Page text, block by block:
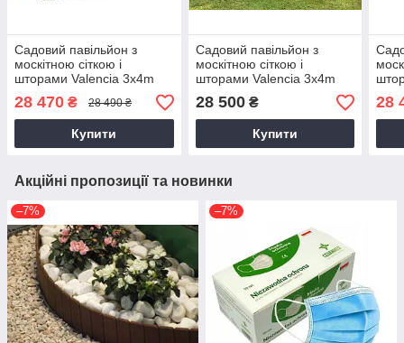
Садовий павільйон з
москітною сіткою і
шторами Valencia 3x4m
коричневий 79401
28 470 ₴ 28 490 ₴
Купити
Садовий павільйон з
москітною сіткою і
шторами Valencia 3x4m
сіра 3081
28 500₴
Купити
28
Акційні пропозиції та новинки
–7% –7%